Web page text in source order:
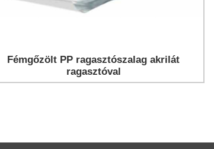
Fémgőzölt PP ragasztószalag akrilát
ragasztóval